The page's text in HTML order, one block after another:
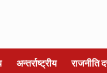
अन्तर्राष्ट्रीय राजनीति